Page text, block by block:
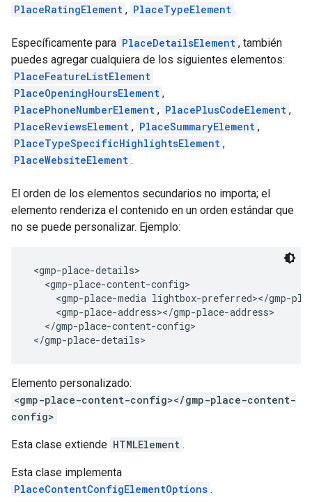
PlaceRatingElement , PlaceTypeElement .
Específicamente para PlaceDetailsElement , también
puedes agregar cualquiera de los siguientes elementos:
PlaceFeatureListElement
PlaceOpeningHoursElement ,
PlacePhoneNumberElement , PlacePlusCodeElement ,
PlaceReviewsElement , PlaceSummaryElement ,
PlaceTypeSpecificHighlightsElement ,
PlaceWebsiteElement .
El orden de los elementos secundarios no importa; el
elemento renderiza el contenido en un orden estándar que
no se puede personalizar. Ejemplo:
<gmp-place-details>
<gmp-place-content-config>
<gmp-place-media lightbox-preferred></gmp-
<gmp-place-address></gmp-place-address>
</gmp-place-content-config>
</gmp-place-details>
Elemento personalizado:
<gmp-place-content-config></gmp-place-content-
config>
Esta clase extiende HTMLElement .
Esta clase implementa
PlaceContentConfigElementOptions .